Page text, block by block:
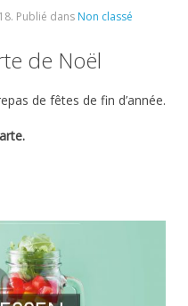
. Publié dans Non classé
de Noël
de fêtes de fin d’année.